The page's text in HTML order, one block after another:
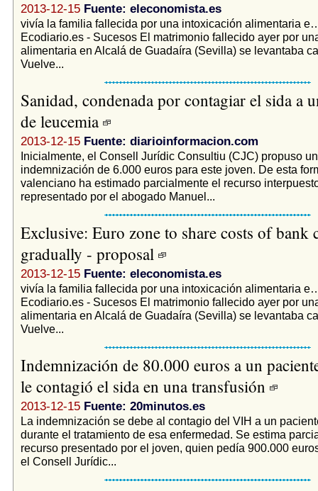
2013-12-15 Fuente: eleconomista.es
vivía la familia fallecida por una intoxicación alimentaria
Ecodiario.es - Sucesos El matrimonio fallecido ayer por
alimentaria en Alcalá de Guadaíra (Sevilla) se levantaba
Vuelve...
Sanidad, condenada por contagiar el sida a
de leucemia
2013-12-15 Fuente: diarioinformacion.com
Inicialmente, el Consell Jurídic Consultiu (CJC) propuso
indemnización de 6.000 euros para este joven. De esta
valenciano ha estimado parcialmente el recurso
representado por el abogado Manuel...
Exclusive: Euro zone to share costs of bank
gradually - proposal
2013-12-15 Fuente: eleconomista.es
vivía la familia fallecida por una intoxicación alimentaria
Ecodiario.es - Sucesos El matrimonio fallecido ayer por
alimentaria en Alcalá de Guadaíra (Sevilla) se levantaba
Vuelve...
Indemnización de 80.000 euros a un
le contagió el sida en una transfusión
2013-12-15 Fuente: 20minutos.es
La indemnización se debe al contagio del VIH a un
durante el tratamiento de esa enfermedad. Se estima
recurso presentado por el joven, quien pedía 900.000
el Consell Jurídic...